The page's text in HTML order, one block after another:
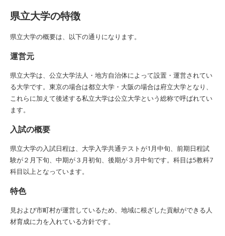
県立大学の特徴
県立大学の概要は、以下の通りになります。
運営元
県立大学は、公立大学法人・地方自治体によって設置・運営されてい
る大学です。東京の場合は都立大学・大阪の場合は府立大学となり、
これらに加えて後述する私立大学は公立大学という総称で呼ばれてい
ます。
入試の概要
県立大学の入試日程は、大学入学共通テストが1月中旬、前期日程試
験が２月下旬、中期が３月初旬、後期が３月中旬です。科目は5教科7
科目以上となっています。
特色
見および市町村が運営しているため、地域に根ざした貢献ができる人
材育成に力を入れている方針です。